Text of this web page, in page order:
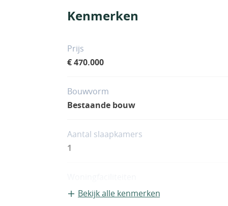
Kenmerken
Prijs
€ 470.000
Bouwvorm
Bestaande bouw
Aantal slaapkamers
1
AircoBekijk alle kenmerken